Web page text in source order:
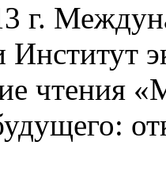
г.
чтения